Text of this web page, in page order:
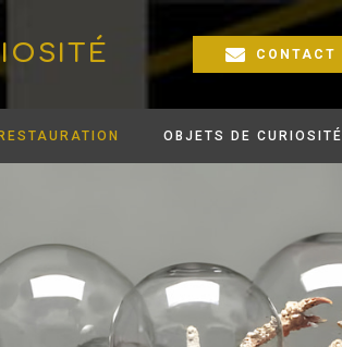
CONTACT
RESTAURATION OBJETS DE CURIOSITÉ